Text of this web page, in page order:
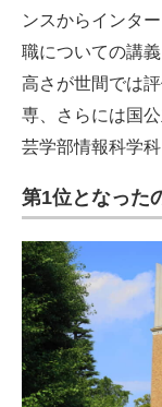
ンスからインタ
職についての講
高さが世間では
専、さらには国
芸学部情報科学科
第1位となった